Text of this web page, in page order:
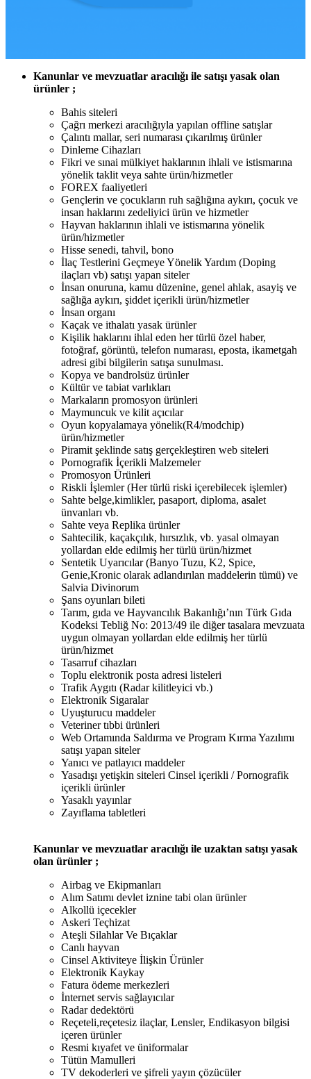
Kanunlar ve mevzuatlar aracılığı ile satışı yasak olan
ürünler ;
Bahis siteleri
Çağrı merkezi aracılığıyla yapılan offline satışlar
Çalıntı mallar, seri numarası çıkarılmış ürünler
Dinleme Cihazları
Fikri ve sınai mülkiyet haklarının ihlali ve istismarına
yönelik taklit veya sahte ürün/hizmetler
FOREX faaliyetleri
Gençlerin ve çocukların ruh sağlığına aykırı, çocuk ve
insan haklarını zedeliyici ürün ve hizmetler
Hayvan haklarının ihlali ve istismarına yönelik
ürün/hizmetler
Hisse senedi, tahvil, bono
İlaç Testlerini Geçmeye Yönelik Yardım (Doping
ilaçları vb) satışı yapan siteler
İnsan onuruna, kamu düzenine, genel ahlak, asayiş ve
sağlığa aykırı, şiddet içerikli ürün/hizmetler
İnsan organı
Kaçak ve ithalatı yasak ürünler
Kişilik haklarını ihlal eden her türlü özel haber,
fotoğraf, görüntü, telefon numarası, eposta, ikametgah
adresi gibi bilgilerin satışa sunulması.
Kopya ve bandrolsüz ürünler
Kültür ve tabiat varlıkları
Markaların promosyon ürünleri
Maymuncuk ve kilit açıcılar
Oyun kopyalamaya yönelik(R4/modchip)
ürün/hizmetler
Piramit şeklinde satış gerçekleştiren web siteleri
Pornografik İçerikli Malzemeler
Promosyon Ürünleri
Riskli İşlemler (Her türlü riski içerebilecek işlemler)
Sahte belge,kimlikler, pasaport, diploma, asalet
ünvanları vb.
Sahte veya Replika ürünler
Sahtecilik, kaçakçılık, hırsızlık, vb. yasal olmayan
yollardan elde edilmiş her türlü ürün/hizmet
Sentetik Uyarıcılar (Banyo Tuzu, K2, Spice,
Genie,Kronic olarak adlandırılan maddelerin tümü) ve
Salvia Divinorum
Şans oyunları bileti
Tarım, gıda ve Hayvancılık Bakanlığı’nın Türk Gıda
Kodeksi Tebliğ No: 2013/49 ile diğer tasalara mevzuata
uygun olmayan yollardan elde edilmiş her türlü
ürün/hizmet
Tasarruf cihazları
Toplu elektronik posta adresi listeleri
Trafik Aygıtı (Radar kilitleyici vb.)
Elektronik Sigaralar
Uyuşturucu maddeler
Veteriner tıbbi ürünleri
Web Ortamında Saldırma ve Program Kırma Yazılımı
satışı yapan siteler
Yanıcı ve patlayıcı maddeler
Yasadışı yetişkin siteleri Cinsel içerikli / Pornografik
içerikli ürünler
Yasaklı yayınlar
Zayıflama tabletleri
Kanunlar ve mevzuatlar aracılığı ile uzaktan satışı yasak
olan ürünler ;
Airbag ve Ekipmanları
Alım Satımı devlet iznine tabi olan ürünler
Alkollü içecekler
Askeri Teçhizat
Ateşli Silahlar Ve Bıçaklar
Canlı hayvan
Cinsel Aktiviteye İlişkin Ürünler
Elektronik Kaykay
Fatura ödeme merkezleri
İnternet servis sağlayıcılar
Radar dedektörü
Reçeteli,reçetesiz ilaçlar, Lensler, Endikasyon bilgisi
içeren ürünler
Resmi kıyafet ve üniformalar
Tütün Mamulleri
TV dekoderleri ve şifreli yayın çözücüler